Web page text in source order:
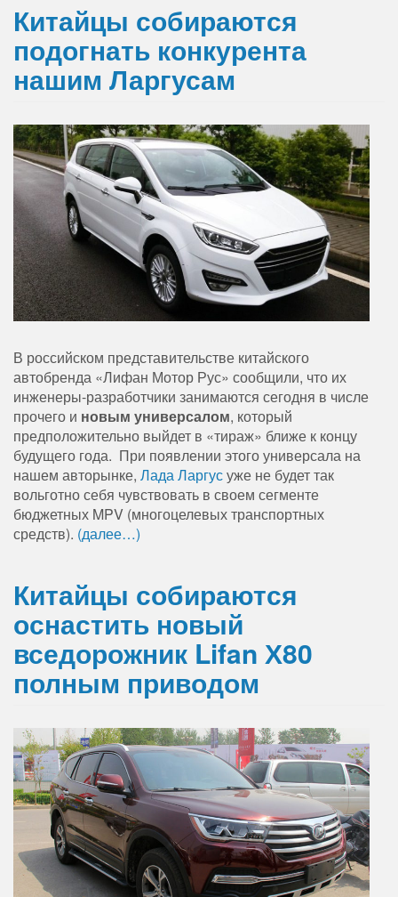
Китайцы собираются
подогнать конкурента
нашим Ларгусам
В российском представительстве китайского
автобренда «Лифан Мотор Рус» сообщили, что их
инженеры-разработчики занимаются сегодня в числе
прочего и новым универсалом, который
предположительно выйдет в «тираж» ближе к концу
будущего года. При появлении этого универсала на
нашем авторынке, Лада Ларгусуже не будет так
вольготно себя чувствовать в своем сегменте
бюджетных MPV (многоцелевых транспортных
средств). (далее…)
Китайцы собираются
оснастить новый
вседорожник Lifan Х80
полным приводом